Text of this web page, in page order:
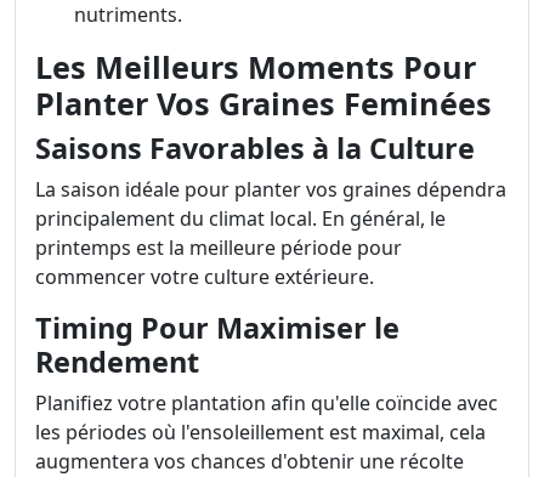
nutriments.
Les Meilleurs Moments Pour
Planter Vos Graines Feminées
Saisons Favorables à la Culture
La saison idéale pour planter vos graines dépendra
principalement du climat local. En général, le
printemps est la meilleure période pour
commencer votre culture extérieure.
Timing Pour Maximiser le
Rendement
Planifiez votre plantation afin qu'elle coïncide avec
les périodes où l'ensoleillement est maximal, cela
augmentera vos chances d'obtenir une récolte